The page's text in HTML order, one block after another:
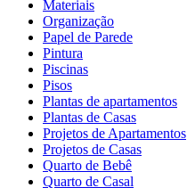
Materiais
Organização
Papel de Parede
Pintura
Piscinas
Pisos
Plantas de apartamentos
Plantas de Casas
Projetos de Apartamentos
Projetos de Casas
Quarto de Bebê
Quarto de Casal